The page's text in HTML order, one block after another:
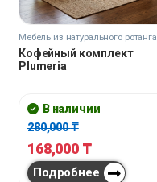
Мебель из натурального ротанга
Кофейный комплект
Plumeria
В наличии
280,000₸
168,000 ₸
Подробнее